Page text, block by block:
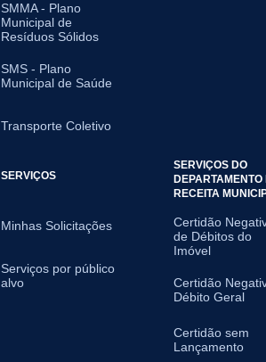
SMMA - Plano
Municipal de
Resíduos Sólidos
SMS - Plano
Municipal de Saúde
Transporte Coletivo
SERVIÇOS
Minhas Solicitações
Serviços por público
alvo
SERVIÇOS DO
DEPARTAMENTO
RECEITA
Certidão
de Débitos do
Imóvel
Certidão
Débito Geral
Certidão sem
Lançamento